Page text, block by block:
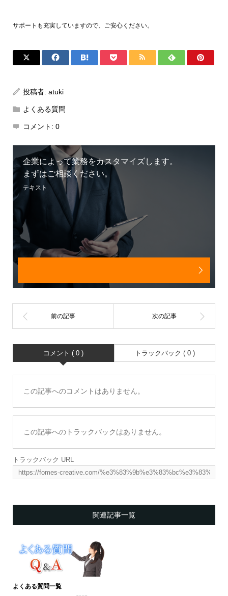
サポートも充実していますので、ご安心ください。
投稿者: atuki
よくある質問
コメント: 0
企業によって業務をカスタマイズします。
まずはご相談ください。
テキスト
コメント ( 0 ) トラックバック ( 0 )
この記事へのコメントはありません。
この記事へのトラックバックはありません。
トラックバック URL
関連記事一覧
よくある質問一覧